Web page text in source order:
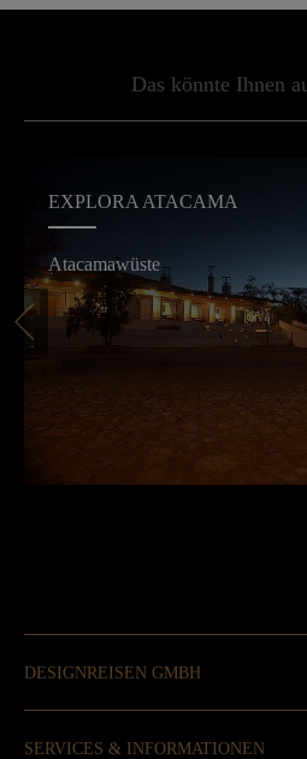
Das könnte Ihnen
EXPLORA ATACAMA
Atacamawüste
DESIGNREISEN GMBH
SERVICES & INFORMATIONEN